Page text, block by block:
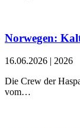
Norwegen:
16.06.2026 | 2026
Die Crew der
vom…